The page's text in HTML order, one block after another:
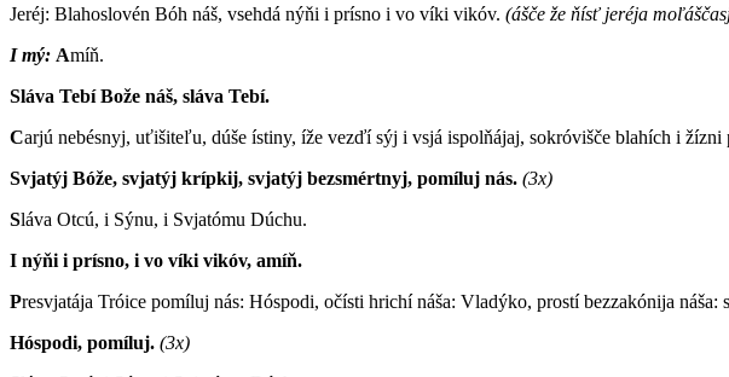
Jeréj: Blahoslovén Bóh náš, vsehdá nýňi i prísno i vo víki vikóv. (ášče že ňísť jeréja
I mý: Amíň.
Sláva Tebí Bože náš, sláva Tebí.
Carjú nebésnyj, uťišiteľu, dúše ístiny, íže vezďí sýj i vsjá ispolňájaj, sokróvišče blahích i
Svjatýj Bóže, svjatýj krípkij, svjatýj bezsmértnyj, pomíluj nás. (3x)
Sláva Otcú, i Sýnu, i Svjatómu Dúchu.
I nýňi i prísno, i vo víki vikóv, amíň.
Presvjatája Tróice pomíluj nás: Hóspodi, očísti hrichí náša: Vladýko, prostí bezzakónija
Hóspodi, pomíluj. (3x)